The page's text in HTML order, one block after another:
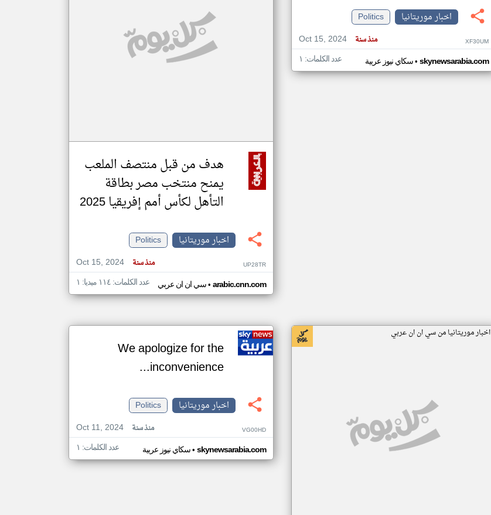
مصادر الأخبار من موريتانيا
اخبار موريتانيا
Politics
Oct 15, 2024
منذ سنة XF30UM
سكاي نيوز عربية• skynewsarabia.com عدد الكلمات: ١
هدف من قبل منتصف الملعب
يمنح منتخب مصر بطاقة
التأهل لكأس أمم إفريقيا 2025
اخبار موريتانيا
Politics
Oct 15, 2024
منذ سنة UP28TR
سي ان ان عربي• arabic.cnn.com عدد الكلمات: ١١٤ ميديا: ١
اخبار موريتانيا من سي ان ان عربي
We apologize for the
inconvenience...
اخبار موريتانيا
Politics
Oct 11, 2024
منذ سنة VG00HD
سكاي نيوز عربية• skynewsarabia.com عدد الكلمات: ١